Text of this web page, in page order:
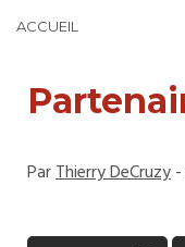
ACCUEIL
ParThierry DeCruzy